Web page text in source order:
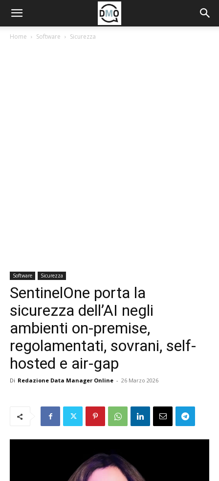
Home Software Sicurezza
Software Sicurezza
SentinelOne porta la
sicurezza dell’AI negli
ambienti on-premise,
regolamentati, sovrani, self-
hosted e air-gap
Di Redazione Data Manager Online - 26 Marzo 2026